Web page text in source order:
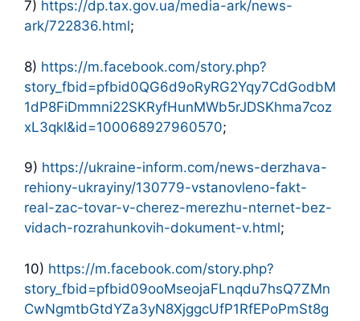
7) https://dp.tax.gov.ua/media-ark/news-
ark/722836.html;
8) https://m.facebook.com/story.php?
story_fbid=pfbid0QG6d9oRyRG2Yqy7CdGodbM
1dP8FiDmmni22SKRyfHunMWb5rJDSKhma7coz
xL3qkl&id=100068927960570;
9) https://ukraine-inform.com/news-derzhava-
rehiony-ukrayiny/130779-vstanovleno-fakt-
real-zac-tovar-v-cherez-merezhu-nternet-bez-
vidach-rozrahunkovih-dokument-v.html;
10) https://m.facebook.com/story.php?
story_fbid=pfbid09ooMseojaFLnqdu7hsQ7ZMn
CwNgmtbGtdYZa3yN8XjggcUfP1RfEPoPmSt8g